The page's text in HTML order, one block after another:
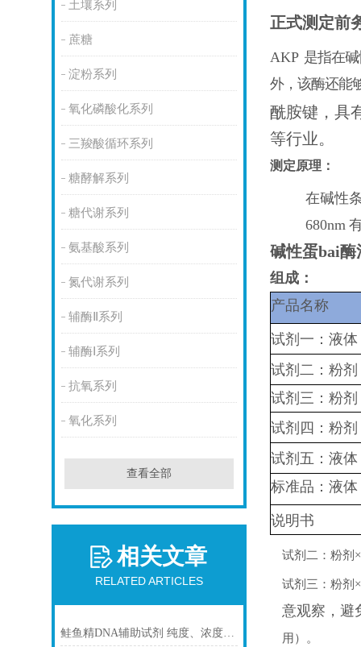
土壤系列
蔗糖
淀粉系列
氧化磷酸化系列
三羧酸循环系列
糖酵解系列
糖代谢系列
氨基酸系列
氮代谢系列
辅酶Ⅱ系列
辅酶Ⅰ系列
抗氧系列
氧化系列
查看全部
相关文章
RELATED ARTICLES
鲑鱼精DNA辅助试剂 纯度、浓度与稳定性对实验结果的影响
正式测定前
AKP 是指在
外，该酶还能
酰胺键，具
等行业。
测定原理：
在碱性
680nm
碱性蛋bai酶
组成：
产品名称
试剂一：液体
试剂二：粉剂
试剂三：粉剂
试剂四：粉剂
试剂五：液体
标准品：液体
说明书
试剂二：粉剂
试剂三：粉剂
意观察，避
用） 。